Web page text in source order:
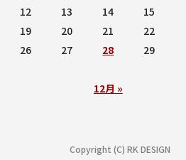
12月 »
12 13 14
15
19 20 21
22
26 27 28
29
Copyright (C) RK DESIGN